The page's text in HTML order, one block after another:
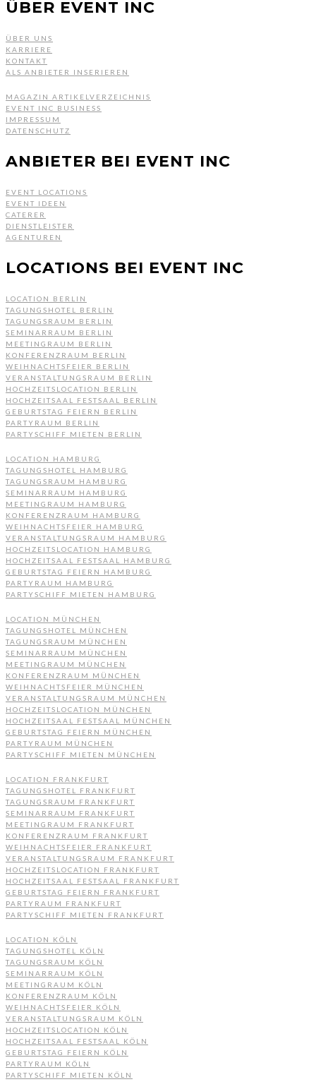
ÜBER EVENT INC
ÜBER UNS
KARRIERE
KONTAKT
ALS ANBIETER INSERIEREN
MAGAZIN ARTIKELVERZEICHNIS
EVENT INC BUSINESS
IMPRESSUM
DATENSCHUTZ
ANBIETER BEI EVENT INC
EVENT LOCATIONS
EVENT IDEEN
CATERER
DIENSTLEISTER
AGENTUREN
LOCATIONS BEI EVENT INC
LOCATION BERLIN
TAGUNGSHOTEL BERLIN
TAGUNGSRAUM BERLIN
SEMINARRAUM BERLIN
MEETINGRAUM BERLIN
KONFERENZRAUM BERLIN
WEIHNACHTSFEIER BERLIN
VERANSTALTUNGSRAUM BERLIN
HOCHZEITSLOCATION BERLIN
HOCHZEITSAAL FESTSAAL BERLIN
GEBURTSTAG FEIERN BERLIN
PARTYRAUM BERLIN
PARTYSCHIFF MIETEN BERLIN
LOCATION HAMBURG
TAGUNGSHOTEL HAMBURG
TAGUNGSRAUM HAMBURG
SEMINARRAUM HAMBURG
MEETINGRAUM HAMBURG
KONFERENZRAUM HAMBURG
WEIHNACHTSFEIER HAMBURG
VERANSTALTUNGSRAUM HAMBURG
HOCHZEITSLOCATION HAMBURG
HOCHZEITSAAL FESTSAAL HAMBURG
GEBURTSTAG FEIERN HAMBURG
PARTYRAUM HAMBURG
PARTYSCHIFF MIETEN HAMBURG
LOCATION MÜNCHEN
TAGUNGSHOTEL MÜNCHEN
TAGUNGSRAUM MÜNCHEN
SEMINARRAUM MÜNCHEN
MEETINGRAUM MÜNCHEN
KONFERENZRAUM MÜNCHEN
WEIHNACHTSFEIER MÜNCHEN
VERANSTALTUNGSRAUM MÜNCHEN
HOCHZEITSLOCATION MÜNCHEN
HOCHZEITSAAL FESTSAAL MÜNCHEN
GEBURTSTAG FEIERN MÜNCHEN
PARTYRAUM MÜNCHEN
PARTYSCHIFF MIETEN MÜNCHEN
LOCATION FRANKFURT
TAGUNGSHOTEL FRANKFURT
TAGUNGSRAUM FRANKFURT
SEMINARRAUM FRANKFURT
MEETINGRAUM FRANKFURT
KONFERENZRAUM FRANKFURT
WEIHNACHTSFEIER FRANKFURT
VERANSTALTUNGSRAUM FRANKFURT
HOCHZEITSLOCATION FRANKFURT
HOCHZEITSAAL FESTSAAL FRANKFURT
GEBURTSTAG FEIERN FRANKFURT
PARTYRAUM FRANKFURT
PARTYSCHIFF MIETEN FRANKFURT
LOCATION KÖLN
TAGUNGSHOTEL KÖLN
TAGUNGSRAUM KÖLN
SEMINARRAUM KÖLN
MEETINGRAUM KÖLN
KONFERENZRAUM KÖLN
WEIHNACHTSFEIER KÖLN
VERANSTALTUNGSRAUM KÖLN
HOCHZEITSLOCATION KÖLN
HOCHZEITSAAL FESTSAAL KÖLN
GEBURTSTAG FEIERN KÖLN
PARTYRAUM KÖLN
PARTYSCHIFF MIETEN KÖLN